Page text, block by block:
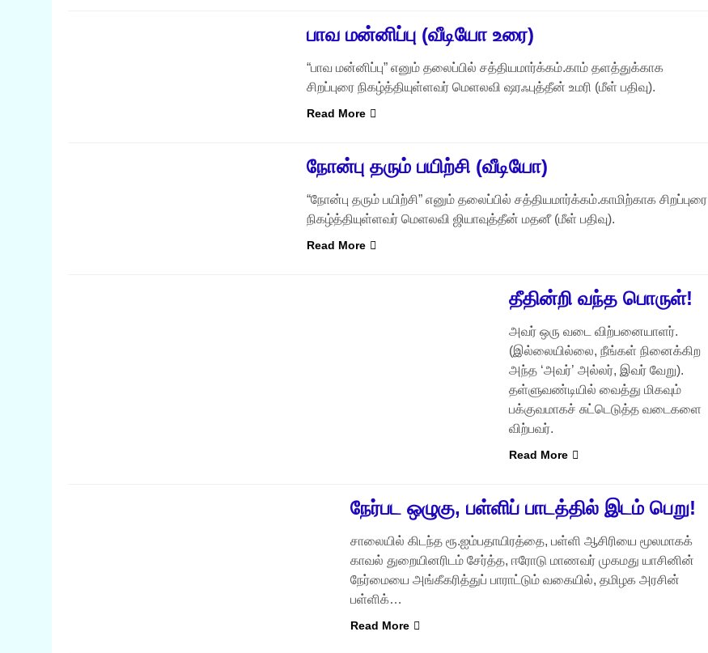
பாவ மன்னிப்பு (வீடியோ உரை)
“பாவ மன்னிப்பு” எனும் தலைப்பில் சத்தியமார்க்கம்.காம் தளத்துக்காக
சிறப்புரை நிகழ்த்தியுள்ளவர் மெளலவி ஷரஃபுத்தீன் உமரி (மீள் பதிவு).
Read More
நோன்பு தரும் பயிற்சி (வீடியோ)
“நோன்பு தரும் பயிற்சி” எனும் தலைப்பில் சத்தியமார்க்கம்.காமிற்காக சிறப்புரை
நிகழ்த்தியுள்ளவர் மெளலவி ஜியாவுத்தீன் மதனீ (மீள் பதிவு).
Read More
தீதின்றி வந்த பொருள்!
அவர் ஒரு வடை விற்பனையாளர்.
(இல்லையில்லை, நீங்கள் நினைக்கிற
அந்த ‘அவர்’ அல்லர், இவர் வேறு).
தள்ளுவண்டியில் வைத்து மிகவும்
பக்குவமாகச் சுட்டெடுத்த வடைகளை
விற்பவர்.
Read More
நேர்பட ஒழுகு, பள்ளிப் பாடத்தில் இடம் பெறு!
சாலையில் கிடந்த ரூ.ஐம்பதாயிரத்தை, பள்ளி ஆசிரியை மூலமாகக்
காவல் துறையினரிடம் சேர்த்த, ஈரோடு மாணவர் முகமது யாசினின்
நேர்மையை அங்கீகரித்துப் பாராட்டும் வகையில், தமிழக அரசின்
பள்ளிக்…
Read More